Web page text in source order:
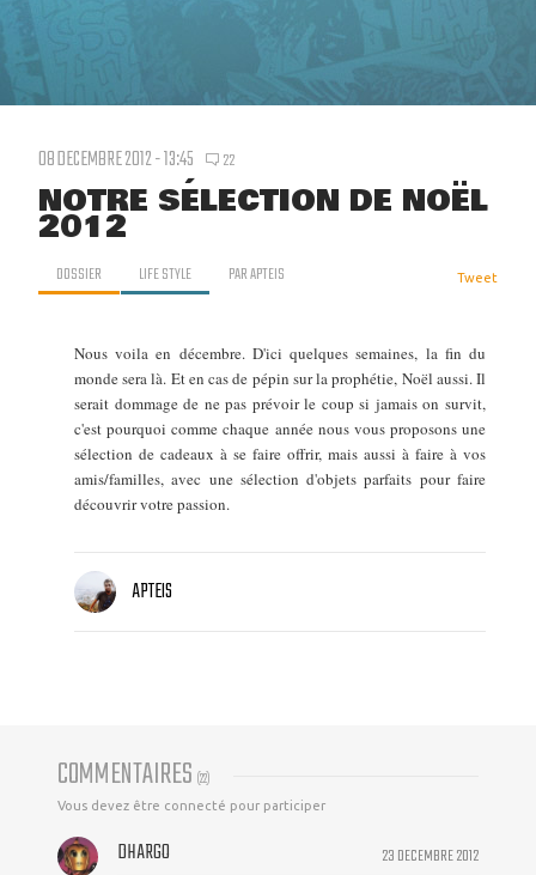
08 DECEMBRE 2012 - 13:45 22
NOTRE SÉLECTION DE NOËL
2012
DOSSIER LIFE STYLE PARAPTEIS Tweet
Nous voila en décembre. D'ici quelques semaines, la fin du
monde sera là. Et en cas de pépin sur la prophétie, Noël aussi. Il
serait dommage de ne pas prévoir le coup si jamais on survit,
c'est pourquoi comme chaque année nous vous proposons une
sélection de cadeaux à se faire offrir, mais aussi à faire à vos
amis/familles, avec une sélection d'objets parfaits pour faire
découvrir votre passion.
APTEIS
COMMENTAIRES (22)
Vous devez être connecté pour participer
23 DECEMBRE 2012
DHARGO